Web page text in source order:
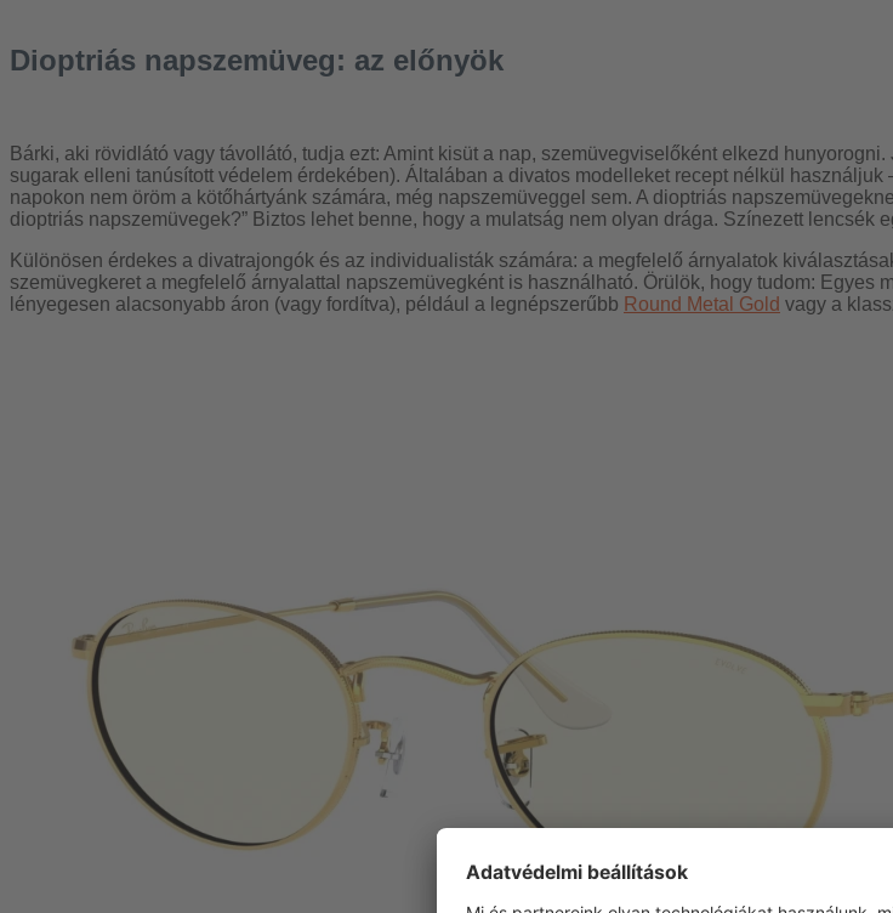
Dioptriás napszemüveg: az előnyök
Bárki, aki rövidlátó vagy távollátó, tudja ezt: Amint kisüt a nap, szemüvegviselőként elkezd
sugarak elleni tanúsított védelem érdekében). Általában a divatos modelleket recept nélkül használjuk
napokon nem öröm a kötőhártyánk számára, még napszemüveggel sem. A dioptriás
dioptriás napszemüvegek?” Biztos lehet benne, hogy a mulatság nem olyan drága. Színezett lencsék
Különösen érdekes a divatrajongók és az individualisták számára: a megfelelő árnyalatok
szemüvegkeret a megfelelő árnyalattal napszemüvegként is használható. Örülök, hogy tudom:
lényegesen alacsonyabb áron (vagy fordítva), például a legnépszerűbb Round Metal Gold vagy a